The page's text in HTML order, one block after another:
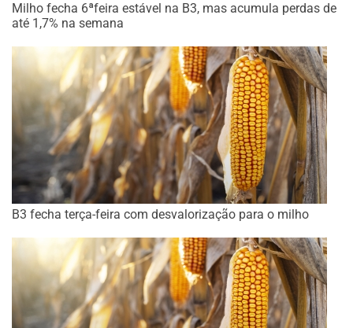
Milho fecha 6ªfeira estável na B3, mas acumula perdas de
até 1,7% na semana
B3 fecha terça-feira com desvalorização para o milho